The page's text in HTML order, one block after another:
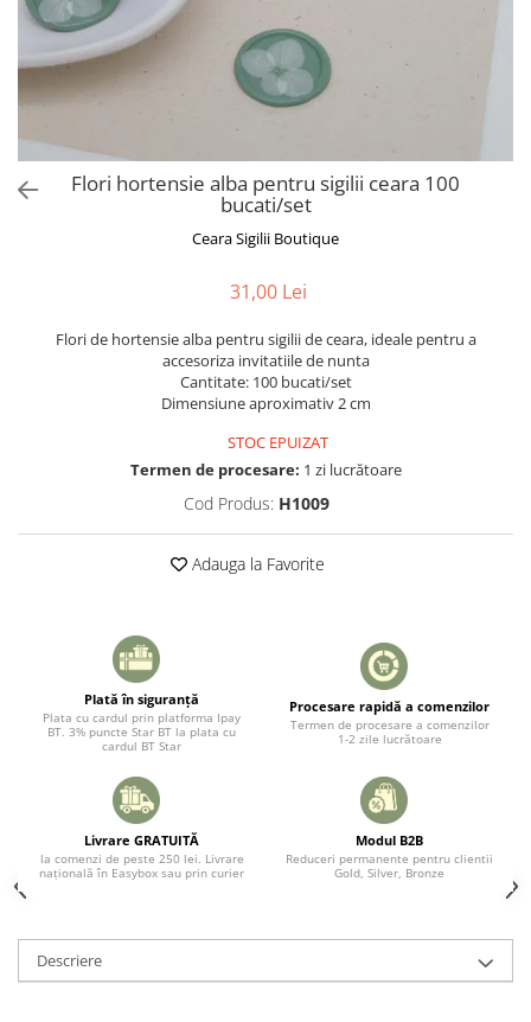
Flori hortensie alba pentru sigilii ceara 100
bucati/set
Ceara Sigilii Boutique
31,00 Lei
Flori de hortensie alba pentru sigilii de ceara, ideale pentru a
accesoriza invitatiile de nunta
Cantitate: 100 bucati/set
Dimensiune aproximativ 2 cm
STOC EPUIZAT
Termen de procesare: 1 zi lucrătoare
Cod Produs: H1009
Adauga la Favorite
Plată în siguranță
Plata cu cardul prin platforma Ipay
BT. 3% puncte Star BT la plata cu
cardul BT Star
Procesare rapidă a comenzilor
Termen de procesare a comenzilor
1-2 zile lucrătoare
Livrare GRATUITĂ
la comenzi de peste 250 lei. Livrare
națională în Easybox sau prin curier
Modul B2B
Reduceri permanente pentru clientii
Gold, Silver, Bronze
Descriere